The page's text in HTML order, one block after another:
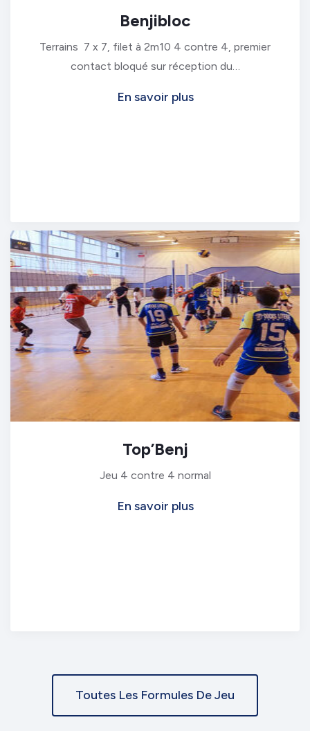
Benjibloc
Terrains 7 x 7, filet à 2m10 4 contre 4, premier
contact bloqué sur réception du…
En savoir plus
Top’Benj
Jeu 4 contre 4 normal
En savoir plus
Toutes Les Formules De Jeu